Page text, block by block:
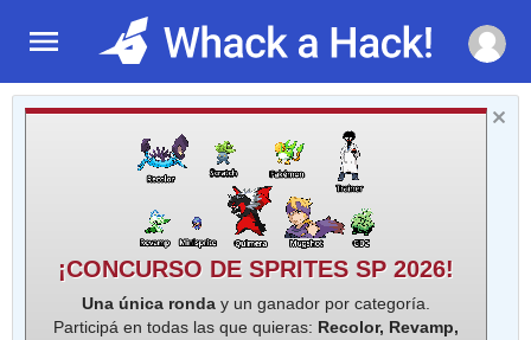
¡CONCURSO DE SPRITES SP 2026!
Una única ronday un ganador por categoría.
Participá en todas las que quieras: Recolor, Revamp,